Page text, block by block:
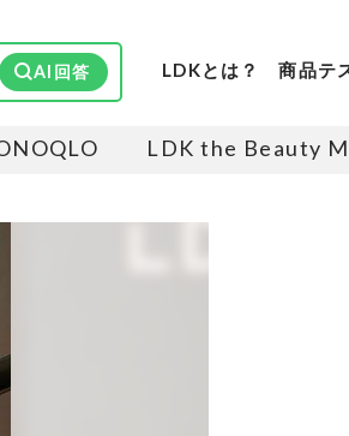
AI回答 LDKとは？ 商品テ
LDK the Beauty